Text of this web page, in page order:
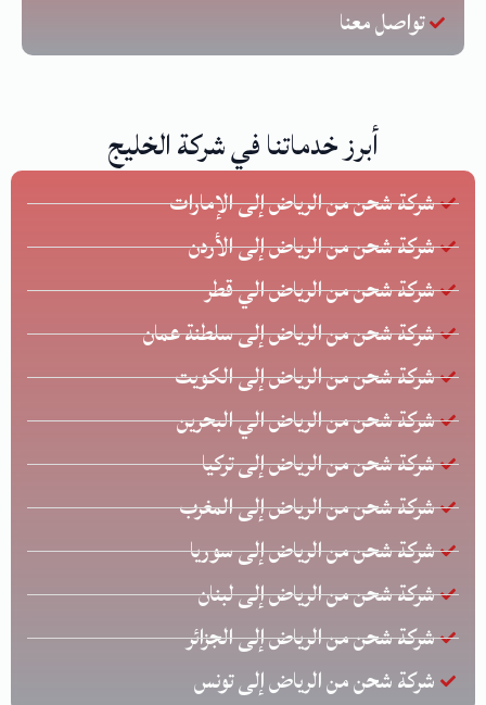
تواصل معنا
أبرز خدماتنا في شركة الخليج
شركة شحن من الرياض إلى الإمارات
شركة شحن من الرياض إلى الأردن
شركة شحن من الرياض الي قطر
شركة شحن من الرياض إلى سلطنة عمان
شركة شحن من الرياض إلى الكويت
شركة شحن من الرياض الي البحرين
شركة شحن من الرياض إلى تركيا
شركة شحن من الرياض إلى المغرب
شركة شحن من الرياض إلى سوريا
شركة شحن من الرياض إلى لبنان
شركة شحن من الرياض إلى الجزائر
شركة شحن من الرياض إلى تونس